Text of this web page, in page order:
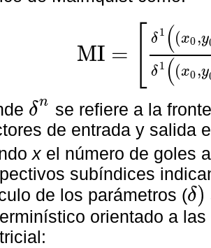
MI =
δ1 ((x0,y
δ 1 ((x0,y
MI=δ1x 0,y0 x0,y01δ2x0,y0
δn
δn
se refiere a la
de entrada y salida
x el número de goles
subíndices
de los parámetros (δ)
δ)
orientado a